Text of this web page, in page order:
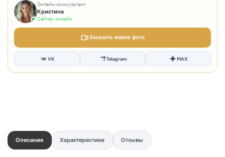
Онлайн-консультант
Кристина
Сейчас онлайн
Заказать живое фото
VK Telegram MAX
Описание Характеристики Отзывы